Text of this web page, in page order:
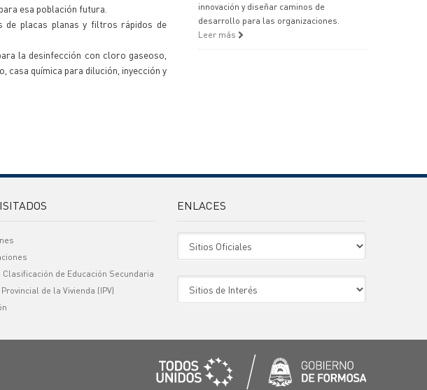
esa población futura.
de placas planas y filtros rápidos de
la desinfección con cloro gaseoso,
casa química para dilución, inyección y
innovación y diseñar caminos de
desarrollo para las organizaciones.
Leer más
Clasificación de Educación Secundaria
de la Vivienda (IPV)
ENLACES